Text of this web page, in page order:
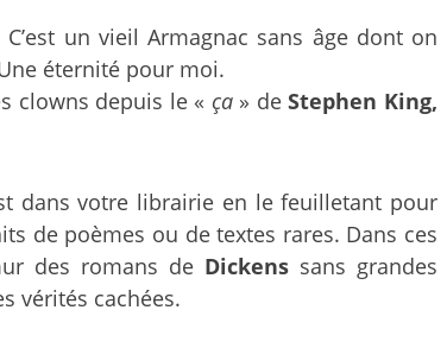
un vieil Armagnac sans âge dont on
éternité pour moi.
clowns depuis le « ça» deStephen King,
dans votre librairie en le feuilletant pour
de poèmes ou de textes rares. Dans ces
des romans de Dickens sans grandes
vérités cachées.